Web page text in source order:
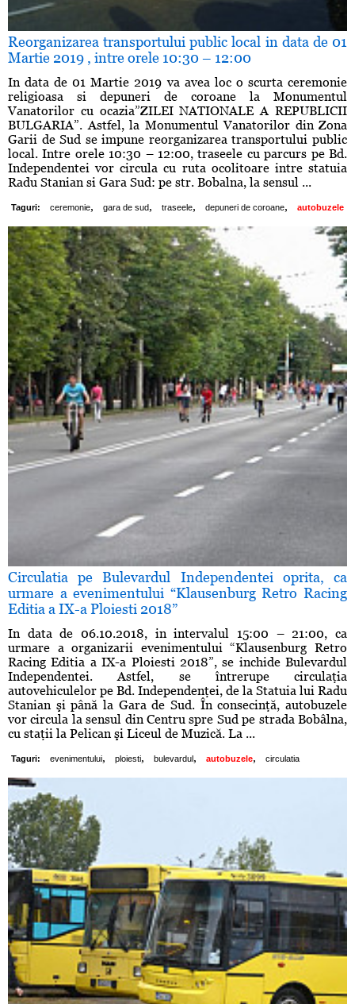
Reorganizarea transportului public local in data de 01
Martie 2019 , intre orele 10:30 – 12:00
In data de 01 Martie 2019 va avea loc o scurta ceremonie
religioasa si depuneri de coroane la Monumentul
Vanatorilor cu ocazia”ZILEI NATIONALE A REPUBLICII
BULGARIA”. Astfel, la Monumentul Vanatorilor din Zona
Garii de Sud se impune reorganizarea transportului public
local. Intre orele 10:30 – 12:00, traseele cu parcurs pe Bd.
Independentei vor circula cu ruta ocolitoare intre statuia
Radu Stanian si Gara Sud: pe str. Bobalna, la sensul ...
Taguri: ceremonie, gara de sud, traseele, depuneri de coroane, autobuzele
Circulatia pe Bulevardul Independentei oprita, ca
urmare a evenimentului “Klausenburg Retro Racing
Editia a IX-a Ploiesti 2018”
In data de 06.10.2018, in intervalul 15:00 – 21:00, ca
urmare a organizarii evenimentului “Klausenburg Retro
Racing Editia a IX-a Ploiesti 2018”, se inchide Bulevardul
Independentei. Astfel, se întrerupe circulaţia
autovehiculelor pe Bd. Independenţei, de la Statuia lui Radu
Stanian şi până la Gara de Sud. În consecinţă, autobuzele
vor circula la sensul din Centru spre Sud pe strada Bobâlna,
cu staţii la Pelican şi Liceul de Muzică. La ...
Taguri: evenimentului, ploiesti, bulevardul , autobuzele, circulatia